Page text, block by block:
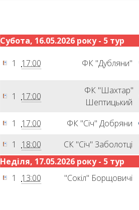
Субота, 16.05.2026 року - 5 тур
1 17:00 ФК "Дубляни"
1 17:00
ФК "Шахтар"
Шептицький
1 17:00 ФК "Січ" Добряни
1
18:00 СК "Січ" Заболотці
Неділя, 17.05.2026 року - 5 тур
1
13:00 "Сокіл" Борщовичі